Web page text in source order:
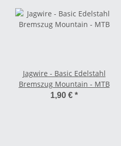
Jagwire - Basic Edelstahl
Bremszug Mountain - MTB
1,90 € *